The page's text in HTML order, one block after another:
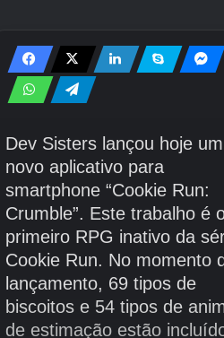
que a maioria das outras
alcance de 4,5 bloqueios
os 3 das outras armas.
Esta arma também tem a
precisar estar
causar dano, com um
manobra de um lado para
Tempo de espera do
Preste muita atenção,
o nível da lança, maior